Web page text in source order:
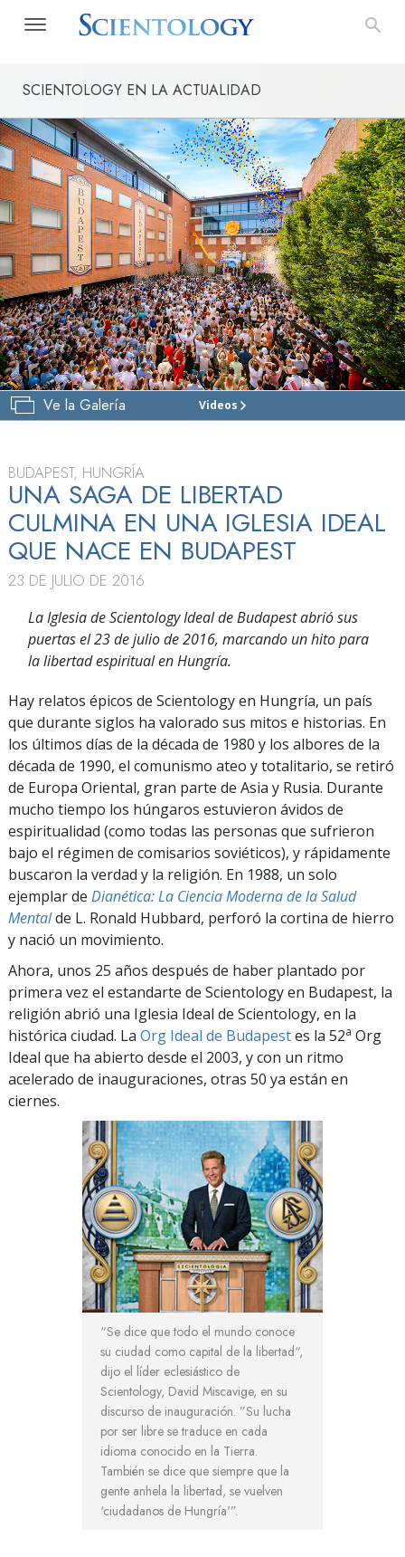
SCIENTOLOGY EN LA ACTUALIDAD
Ve la Galería Videos
IGLESIA
VISITAR
BUDAPEST, HUNGRÍA
UNA SAGA DE LIBERTAD
CULMINA EN UNA IGLESIA IDEAL
QUE NACE EN BUDAPEST
23 DE JULIO DE 2016
La Iglesia de Scientology Ideal de Budapest abrió sus
puertas el 23 de julio de 2016, marcando un hito para
la libertad espiritual en Hungría.
Hay relatos épicos de Scientology en Hungría, un país
que durante siglos ha valorado sus mitos e historias. En
los últimos días de la década de 1980 y los albores de la
década de 1990, el comunismo ateo y totalitario, se retiró
de Europa Oriental, gran parte de Asia y Rusia. Durante
mucho tiempo los húngaros estuvieron ávidos de
espiritualidad (como todas las personas que sufrieron
bajo el régimen de comisarios soviéticos), y rápidamente
buscaron la verdad y la religión. En 1988, un solo
ejemplar de Dianética: La Ciencia Moderna de la Salud
Mentalde L. Ronald Hubbard, perforó la cortina de hierro
y nació un movimiento.
Ahora, unos 25 años después de haber plantado por
primera vez el estandarte de Scientology en Budapest, la
religión abrió una Iglesia Ideal de Scientology, en la
histórica ciudad. La Org Ideal de Budapestes la 52a Org
Ideal que ha abierto desde el 2003, y con un ritmo
acelerado de inauguraciones, otras 50 ya están en
ciernes.
“Se dice que todo el mundo conoce
su ciudad como capital de la libertad“,
dijo el líder eclesiástico de
Scientology, David Miscavige, en su
discurso de inauguración. ”Su lucha
por ser libre se traduce en cada
idioma conocido en la Tierra.
También se dice que siempre que la
gente anhela la libertad, se vuelven
‘ciudadanos de Hungría'”.